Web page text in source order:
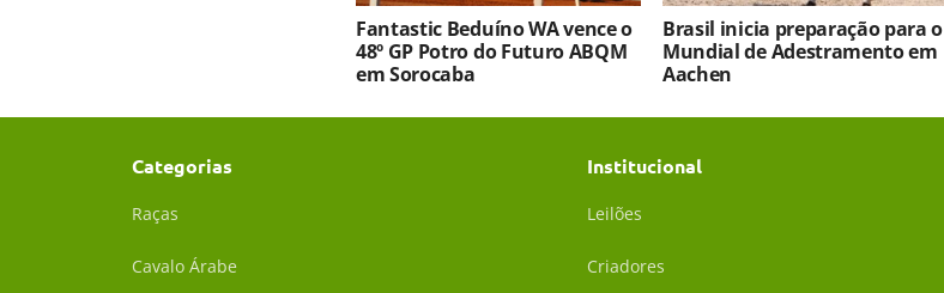
Fantastic Beduíno WA vence o
48º GP Potro do Futuro ABQM
em Sorocaba
Brasil inicia preparação para o
Mundial de Adestramento em
Aachen
Categorias
Raças
Cavalo Árabe
Institucional
Leilões
Criadores